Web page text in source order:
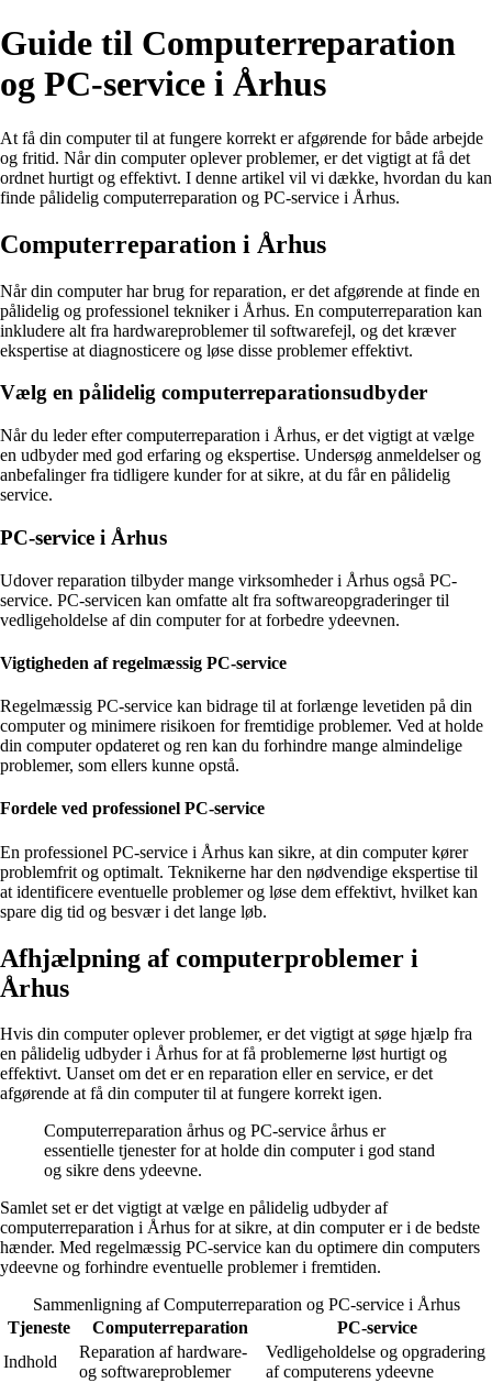
Guide til Computerreparation
og PC-service i Århus
At få din computer til at fungere korrekt er afgørende for både arbejde
og fritid. Når din computer oplever problemer, er det vigtigt at få det
ordnet hurtigt og effektivt. I denne artikel vil vi dække, hvordan du kan
finde pålidelig computerreparation og PC-service i Århus.
Computerreparation i Århus
Når din computer har brug for reparation, er det afgørende at finde en
pålidelig og professionel tekniker i Århus. En computerreparation kan
inkludere alt fra hardwareproblemer til softwarefejl, og det kræver
ekspertise at diagnosticere og løse disse problemer effektivt.
Vælg en pålidelig computerreparationsudbyder
Når du leder efter computerreparation i Århus, er det vigtigt at vælge
en udbyder med god erfaring og ekspertise. Undersøg anmeldelser og
anbefalinger fra tidligere kunder for at sikre, at du får en pålidelig
service.
PC-service i Århus
Udover reparation tilbyder mange virksomheder i Århus også PC-
service. PC-servicen kan omfatte alt fra softwareopgraderinger til
vedligeholdelse af din computer for at forbedre ydeevnen.
Vigtigheden af regelmæssig PC-service
Regelmæssig PC-service kan bidrage til at forlænge levetiden på din
computer og minimere risikoen for fremtidige problemer. Ved at holde
din computer opdateret og ren kan du forhindre mange almindelige
problemer, som ellers kunne opstå.
Fordele ved professionel PC-service
En professionel PC-service i Århus kan sikre, at din computer kører
problemfrit og optimalt. Teknikerne har den nødvendige ekspertise til
at identificere eventuelle problemer og løse dem effektivt, hvilket kan
spare dig tid og besvær i det lange løb.
Afhjælpning af computerproblemer i
Århus
Hvis din computer oplever problemer, er det vigtigt at søge hjælp fra
en pålidelig udbyder i Århus for at få problemerne løst hurtigt og
effektivt. Uanset om det er en reparation eller en service, er det
afgørende at få din computer til at fungere korrekt igen.
Computerreparation århus og PC-service århus er
essentielle tjenester for at holde din computer i god stand
og sikre dens ydeevne.
Samlet set er det vigtigt at vælge en pålidelig udbyder af
computerreparation i Århus for at sikre, at din computer er i de bedste
hænder. Med regelmæssig PC-service kan du optimere din computers
ydeevne og forhindre eventuelle problemer i fremtiden.
Sammenligning af Computerreparation og PC-service i Århus
Tjeneste
Computerreparation
PC-service
Indhold
Reparation af hardware-
og softwareproblemer
Vedligeholdelse og opgradering
af computerens ydeevne